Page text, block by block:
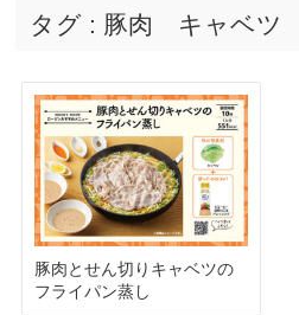
タグ : 豚肉 キャベツ
豚肉とせん切りキャベツの
フライパン蒸し